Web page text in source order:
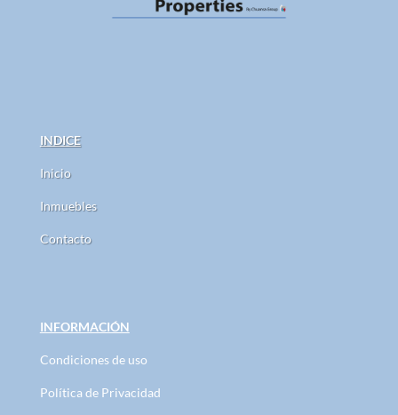
INDICE
Inicio
Inmuebles
Contacto
INFORMACIÓN
Condiciones de uso
Política de Privacidad